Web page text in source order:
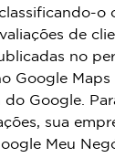
o
de
no
Google Maps
Google.
sua
Meu